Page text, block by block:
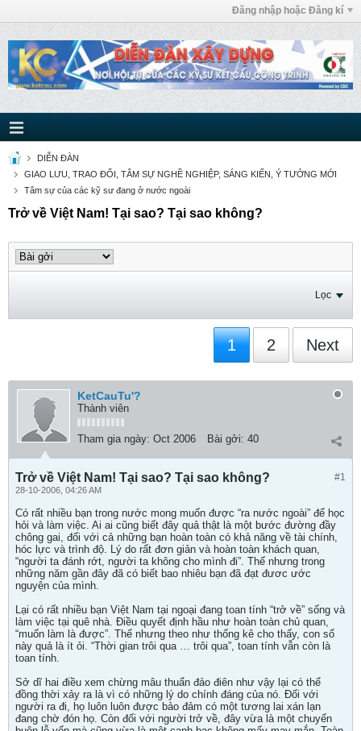
Đăng nhập hoặc Đăng kí
DIỄN ĐÀN
GIAO LƯU, TRAO ĐỔI, TÂM SỰ NGHỀ NGHIỆP, SÁNG KIẾN, Ý TƯỞNG MỚI
Tâm sự của các kỹ sư đang ở nước ngoài
Trở về Việt Nam! Tại sao? Tại sao không?
Lọc
1 2 Next
KetCauTu'?
Thành viên
Tham gia ngày: Oct 2006 Bài gởi: 40
#1
Trở về Việt Nam! Tại sao? Tại sao không?
28-10-2006, 04:26 AM
Có rất nhiều bạn trong nước mong muốn được “ra nước ngoài” để học
hỏi và làm việc. Ai ai cũng biết đây quả thật là một bước đường đầy
chông gai, đối với cả những bạn hoàn toàn có khả năng về tài chính,
hóc lực và trình độ. Lý do rất đơn giản và hoàn toàn khách quan,
“người ta đánh rớt, người ta không cho mình đi”. Thế nhưng trong
những năm gần đây đã có biết bao nhiêu bạn đã đạt đươc ước
nguyện của mình.
Lại có rất nhiều bạn Việt Nam tại ngoại đang toan tính “trở về” sống và
làm việc tại quê nhà. Điều quyết định hầu như hoàn toàn chủ quan,
“muốn làm là được”. Thế nhưng theo như thống kê cho thấy, con số
này quả là ít ỏi. “Thời gian trôi qua … trôi qua”, toan tính vẫn còn là
toan tính.
Sở dĩ hai điều xem chừng mâu thuẩn đảo điên như vậy lại có thể
đồng thời xảy ra là vì có những lý do chính đáng của nó. Đối với
người ra đi, họ luôn luôn được bảo đảm có một tương lai xán lạn
đang chờ đón họ. Còn đối với người trở về, đây vừa là một chuyến